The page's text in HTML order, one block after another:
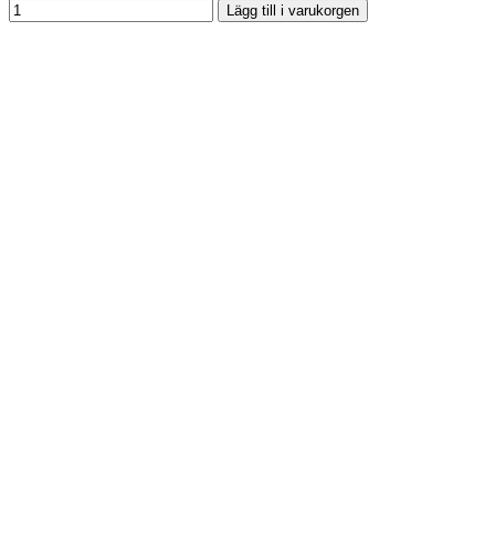
Lägg till i varukorgen